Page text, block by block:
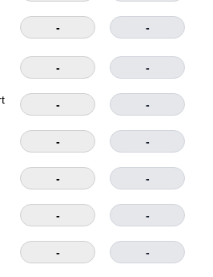
- -
- -
- -
- -
- -
- -
- -